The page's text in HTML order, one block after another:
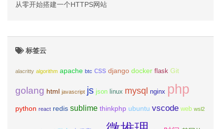
从零开始搭建一个HTTPS网站
标签云
alacritty algorithm apache btc css django docker flask Git
golang html javascript js json linux mysql nginx php
python react redis sublime thinkphp ubuntu vscode web wsl2